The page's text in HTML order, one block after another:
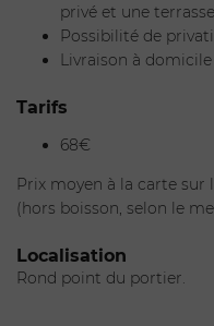
privé et une
Possibilité de
Livraison à domicile
Tarifs
68€
Prix moyen à la carte sur
(hors boisson, selon le
Localisation
Rond point du portier.